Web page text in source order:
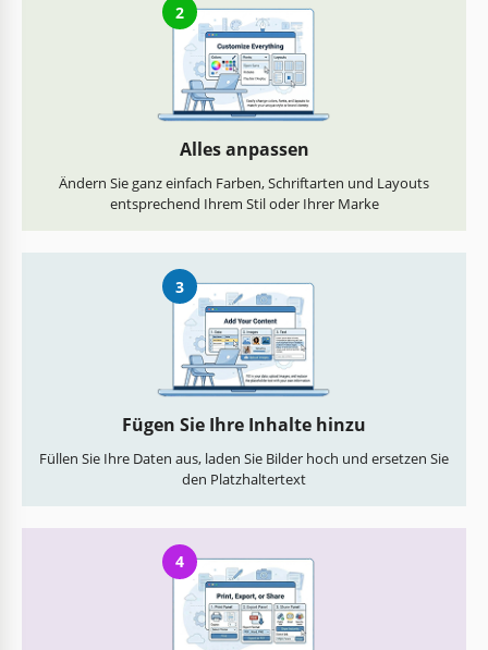
2
Alles anpassen
Ändern Sie ganz einfach Farben, Schriftarten und Layouts
entsprechend Ihrem Stil oder Ihrer Marke
3
Fügen Sie Ihre Inhalte hinzu
Füllen Sie Ihre Daten aus, laden Sie Bilder hoch und ersetzen Sie
den Platzhaltertext
4